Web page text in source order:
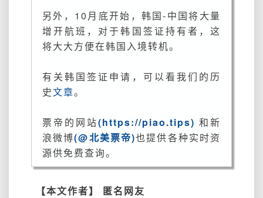
韩
国
签
略
另外，10月底开始，韩国-中国将大量
增开航班，对于韩国签证持有者，这
将大大方便在韩国入境转机。
有关韩国签证申请，可以看我们的历
史文章。
票帝的网站(https://piao.tips) 和新
浪微博(@北美票帝)也提供各种实时资
源供免费查询。
【本文作者】 匿名网友